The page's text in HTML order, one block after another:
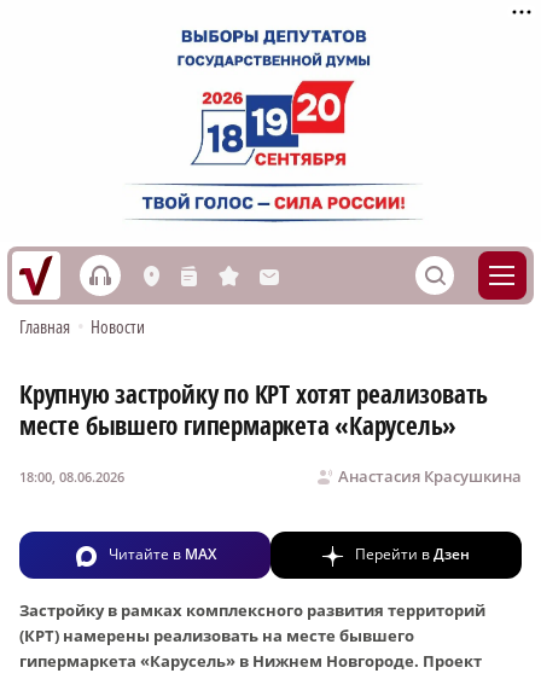
h L n s M S
Главная • Новости
Крупную застройку по КРТ хотят реализовать
месте бывшего гипермаркета «Карусель»
Анастасия Красушкина
18:00, 08.06.2026
Читайте в MAX Перейти вДзен
Застройку в рамках комплексного развития территорий
(КРТ) намерены реализовать на месте бывшего
гипермаркета «Карусель» в Нижнем Новгороде. Проект